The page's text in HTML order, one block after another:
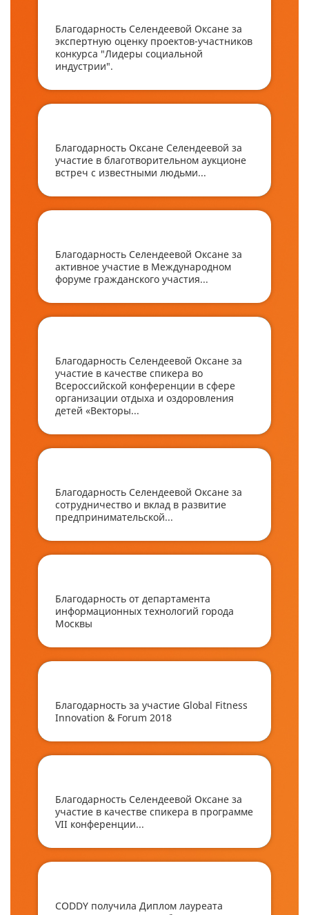
Благодарность Селендеевой Оксане за
экспертную оценку проектов-участников
конкурса "Лидеры социальной
индустрии".
Благодарность Оксане Селендеевой за
участие в благотворительном аукционе
встреч с известными людьми...
Благодарность Селендеевой Оксане за
активное участие в Международном
форуме гражданского участия...
Благодарность Селендеевой Оксане за
участие в качестве спикера во
Всероссийской конференции в сфере
организации отдыха и оздоровления
детей «Векторы...
Благодарность Селендеевой Оксане за
сотрудничество и вклад в развитие
предпринимательской...
Благодарность от департамента
информационных технологий города
Москвы
Благодарность за участие Global Fitness
Innovation & Forum 2018
Благодарность Селендеевой Оксане за
участие в качестве спикера в программе
VII конференции...
CODDY получила Диплом лауреата